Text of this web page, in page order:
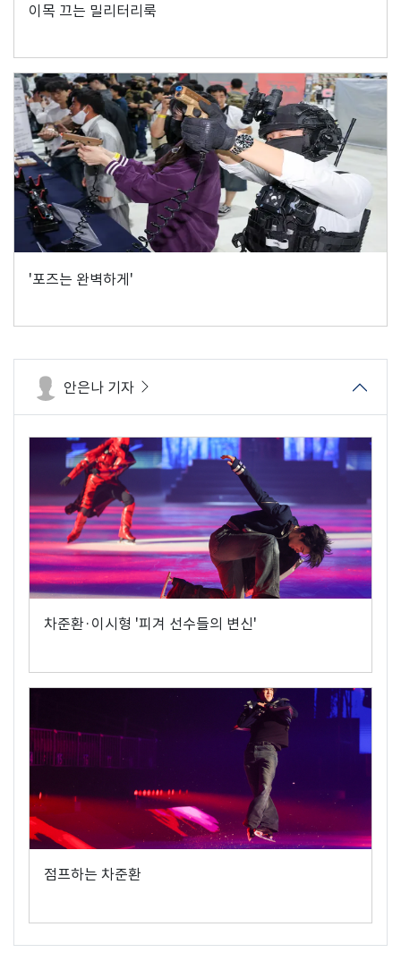
이목 끄는 밀리터리룩
'포즈는 완벽하게'
안은나 기자
차준환·이시형 '피겨 선수들의 변신'
점프하는 차준환